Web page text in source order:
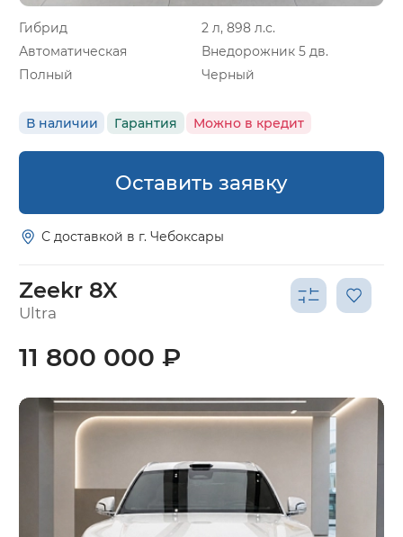
Гибрид
2 л, 898 л.с.
Автоматическая
Внедорожник 5 дв.
Полный
Черный
В наличии Гарантия Можно в кредит
Оставить заявку
С доставкой в г. Чебоксары
Zeekr 8X
Ultra
11 800 000 ₽